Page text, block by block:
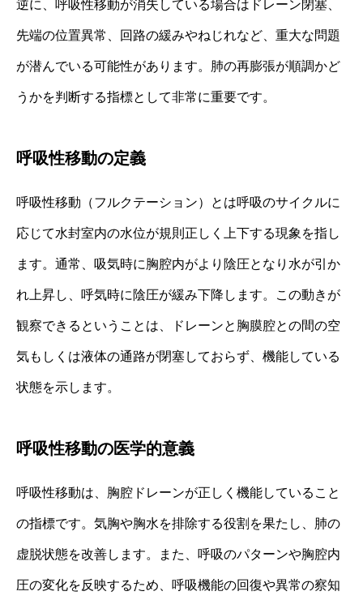
逆に、呼吸性移動が消失している場合はドレーン閉塞、
先端の位置異常、回路の緩みやねじれなど、重大な問題
が潜んでいる可能性があります。肺の再膨張が順調かど
うかを判断する指標として非常に重要です。
呼吸性移動の定義
呼吸性移動（フルクテーション）とは呼吸のサイクルに
応じて水封室内の水位が規則正しく上下する現象を指し
ます。通常、吸気時に胸腔内がより陰圧となり水が引か
れ上昇し、呼気時に陰圧が緩み下降します。この動きが
観察できるということは、ドレーンと胸膜腔との間の空
気もしくは液体の通路が閉塞しておらず、機能している
状態を示します。
呼吸性移動の医学的意義
呼吸性移動は、胸腔ドレーンが正しく機能していること
の指標です。気胸や胸水を排除する役割を果たし、肺の
虚脱状態を改善します。また、呼吸のパターンや胸腔内
圧の変化を反映するため、呼吸機能の回復や異常の察知